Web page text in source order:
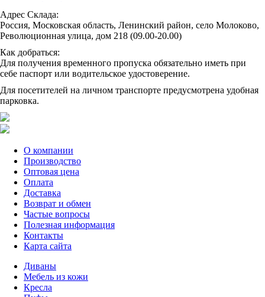
Адрес Склада:
Россия, Московская область, Ленинский район, село Молоково,
Революционная улица, дом 218 (09.00-20.00)
Как добраться:
Для получения временного пропуска обязательно иметь при
себе паспорт или водительское удостоверение.
Для посетителей на личном транспорте предусмотрена удобная
парковка.
О компании
Производство
Оптовая цена
Оплата
Доставка
Возврат и обмен
Частые вопросы
Полезная информация
Контакты
Карта сайта
Диваны
Мебель из кожи
Кресла